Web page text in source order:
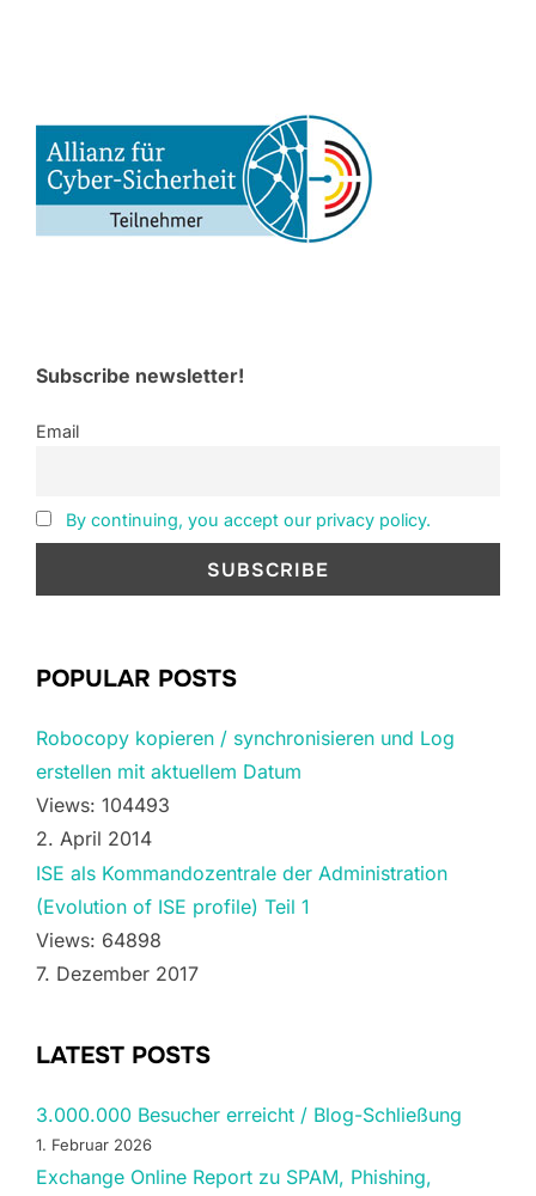
Subscribe newsletter!
Email
By continuing, you accept our privacy policy.
POPULAR POSTS
Robocopy kopieren / synchronisieren und Log
erstellen mit aktuellem Datum
Views: 104493
2. April 2014
ISE als Kommandozentrale der Administration
(Evolution of ISE profile) Teil 1
Views: 64898
7. Dezember 2017
LATEST POSTS
3.000.000 Besucher erreicht / Blog-Schließung
1. Februar 2026
Exchange Online Report zu SPAM, Phishing,